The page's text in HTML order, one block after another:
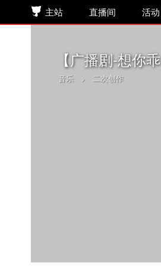
主站 直播间 活动
【广播剧-想你
音乐 > 二次创作